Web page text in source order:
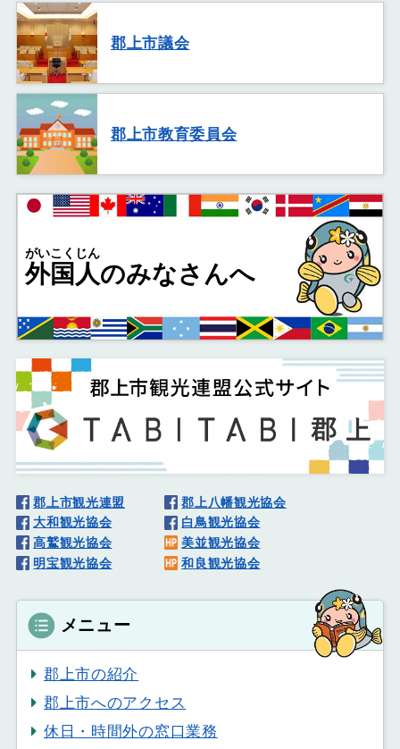
郡上市議会
郡上市教育委員会
外国人
がいこくじん
のみなさんへ
郡上市観光連盟
郡上八幡観光協会
大和観光協会
白鳥観光協会
高鷲観光協会
美並観光協会
明宝観光協会
和良観光協会
メニュー
郡上市の紹介
郡上市へのアクセス
休日・時間外の窓口業務